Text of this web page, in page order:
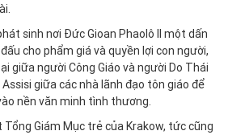
sinh nơi Đức Gioan Phaolô II một dấn
cho phẩm giá và quyền lợi con người,
giữa người Công Giáo và người Do Thái
giữa các nhà lãnh đạo tôn giáo để
nền văn minh tình thương.
Giám Mục trẻ của Krakow, tức cũng